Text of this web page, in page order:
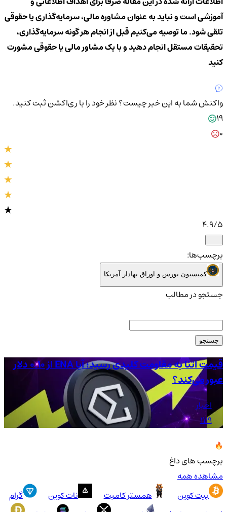
آموزشی است و نباید به عنوان مشاوره مالی، سرمایه‌گذاری یا حقوقی
تلقی شود. ما توصیه می‌کنیم قبل از انجام هر گونه سرمایه‌گذاری،
تحقیقات مستقل انجام دهید و با یک مشاور مالی یا حقوقی مشورت
کنید
واکنش شما به این خبر چیست؟نظر خود را با ری‌اکشن ثبت کنید.
19
4.9/5
برچسب‌ها:
کمیسیون بورس و اوراق بهادار آمریکا
جستجو در مطالب
جستجو
قیمت اتنا به مقاومت کلیدی رسید؛ آیا ENA از ۰.۱۰ دلار
عبور می‌کند؟
اخبار
1119
برچسب های داغ
مشاهده همه
بیت کوین
همستر کامبت نات کوین
گرام